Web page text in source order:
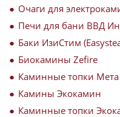
Очаги для
Печи для бани ВВД
Баки ИзиСтим
Биокамины Zefire
Каминные топки Мета
Камины Экокамин
Каминные топки